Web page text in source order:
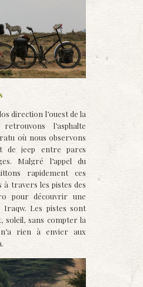
direction l’ouest de la
l’asphalte
où nous observons
de jeep entre parcs
Malgré l’appel du
rapidement ces
à travers les pistes des
pour découvrir une
Les pistes sont
soleil, sans compter la
rien à envier aux